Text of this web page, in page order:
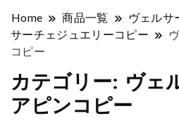
Home 商品一覧 ヴェルサ
サーチェジュエリーコピー
コピー
カテゴリー: ヴェ
アピンコピー